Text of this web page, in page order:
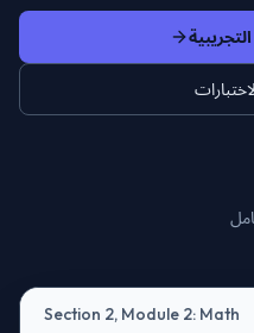
Section 2, Module 2: Math